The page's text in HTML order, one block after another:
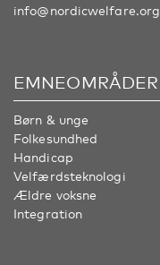
info@nordicwelfare.org
EMNEOMRÅDER
Børn & unge
Folkesundhed
Handicap
Velfærdsteknologi
Ældre voksne
Integration